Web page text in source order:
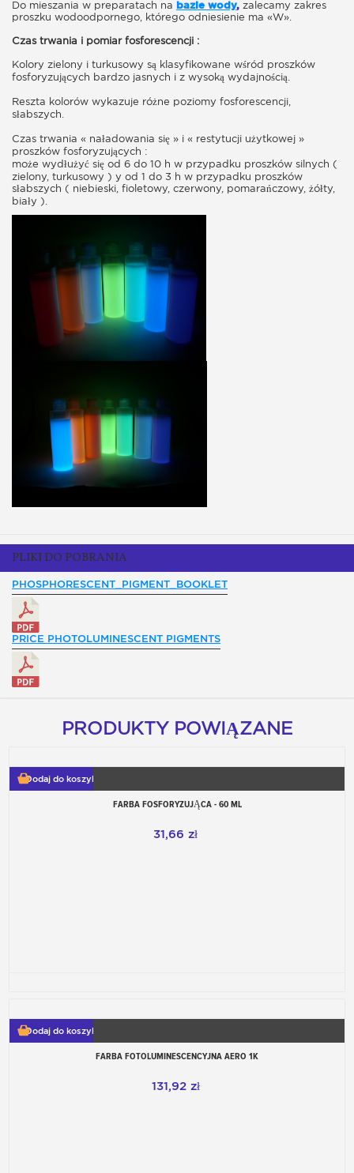
Do mieszania w preparatach na bazie wody, zalecamy zakres
proszku wodoodpornego, którego odniesienie ma «W».
Czas trwania i pomiar fosforescencji :
Kolory zielony i turkusowy są klasyfikowane wśród proszków
fosforyzujących bardzo jasnych i z wysoką wydajnością.
Reszta kolorów wykazuje różne poziomy fosforescencji,
słabszych.
Czas trwania « naładowania się » i « restytucji użytkowej »
proszków fosforyzujących :
może wydłużyć się od 6 do 10 h w przypadku proszków silnych (
zielony, turkusowy ) y od 1 do 3 h w przypadku proszków
słabszych ( niebieski, fioletowy, czerwony, pomarańczowy, żółty,
biały ).
PLIKI DO POBRANIA
PHOSPHORESCENT_PIGMENT_BOOKLET
PRICE PHOTOLUMINESCENT PIGMENTS
PRODUKTY POWIĄZANE
Dodaj do koszyka
FARBA FOSFORYZUJĄCA - 60 ML
31,66 zł
Dodaj do koszyka
FARBA FOTOLUMINESCENCYJNA AERO 1K
131,92 zł